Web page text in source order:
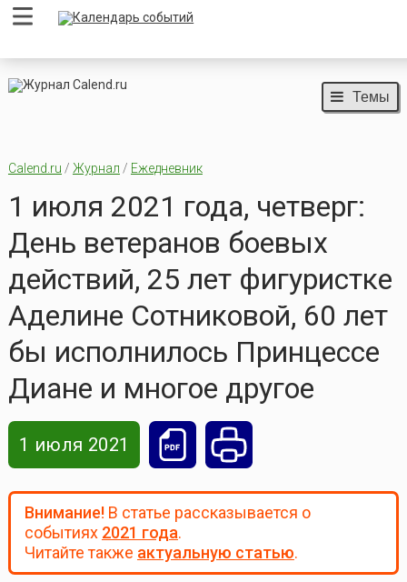
Темы
Calend.ru / Журнал / Ежедневник
1 июля 2021 года, четверг:
День ветеранов боевых
действий, 25 лет фигуристке
Аделине Сотниковой, 60 лет
бы исполнилось Принцессе
Диане и многое другое
1 июля 2021
Внимание!В статье рассказывается о
событиях 2021 года.
Читайте также актуальную статью.